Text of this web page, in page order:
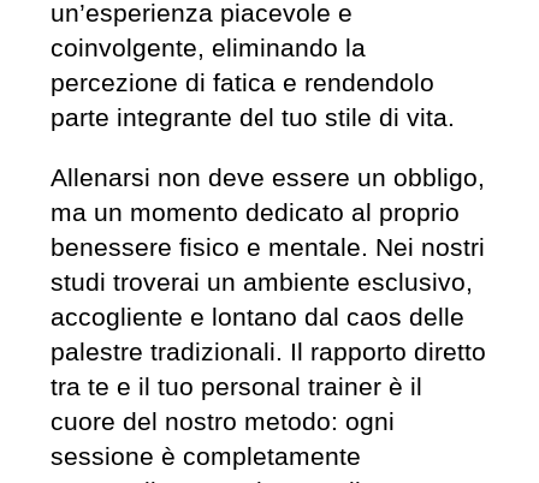
un’esperienza piacevole e
coinvolgente, eliminando la
percezione di fatica e rendendolo
parte integrante del tuo stile di vita.
Allenarsi non deve essere un obbligo,
ma un momento dedicato al proprio
benessere fisico e mentale. Nei nostri
studi troverai un ambiente esclusivo,
accogliente e lontano dal caos delle
palestre tradizionali. Il rapporto diretto
tra te e il tuo personal trainer è il
cuore del nostro metodo: ogni
sessione è completamente